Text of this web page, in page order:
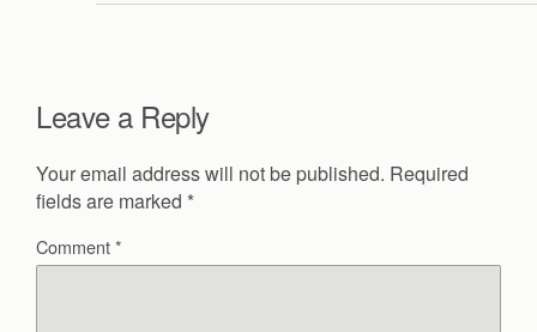
Leave a Reply
Your email address will not be published. Required
fields are marked *
Comment*